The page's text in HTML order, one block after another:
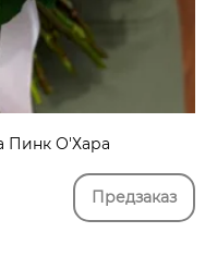
Пинк О'Хара
Предзаказ